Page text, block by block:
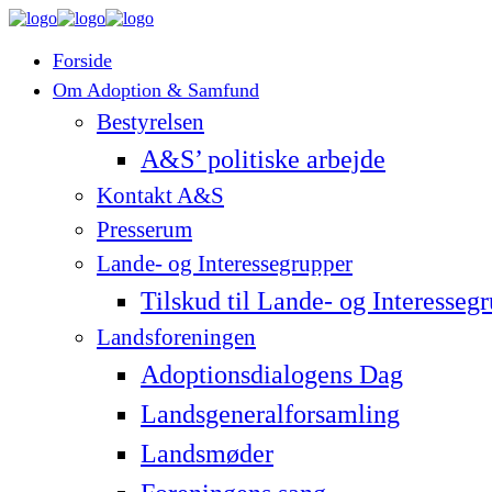
Forside
Om Adoption & Samfund
Bestyrelsen
A&S’ politiske arbejde
Kontakt A&S
Presserum
Lande- og Interessegrupper
Tilskud til Lande- og
Landsforeningen
Adoptionsdialogens Dag
Landsgeneralforsamling
Landsmøder